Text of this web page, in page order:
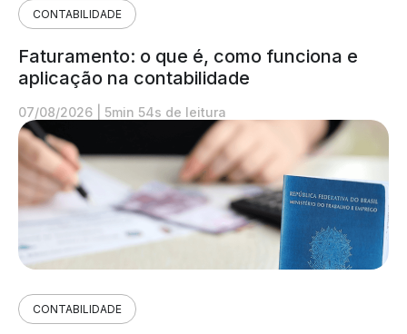
CONTABILIDADE
Faturamento: o que é, como funciona e
aplicação na contabilidade
07/08/2026 5min 54s de leitura
CONTABILIDADE